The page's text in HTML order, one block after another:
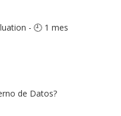
- 🕘 1 mes
de Datos?